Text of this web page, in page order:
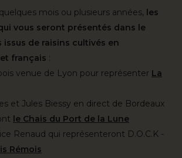
mois ou plusieurs années, les
vous seront présentés dans le
de raisins cultivés en
français :
venue de Lyon pour représenter La
et Jules Biessy en direct de Bordeaux
le Chais du Port de la Lune
Renaud qui représenteront D.O.C.K -
Rémois